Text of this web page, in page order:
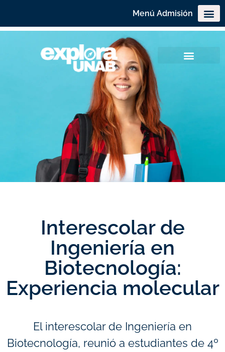
Menú Admisión
Interescolar de
Ingeniería en
Biotecnología:
Experiencia molecular
El interescolar de Ingeniería en
Biotecnología, reunió a estudiantes de 4º